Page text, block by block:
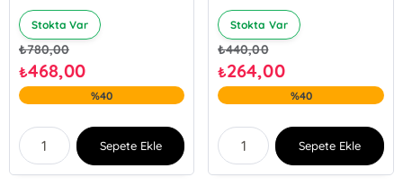
Stokta Var
₺780,00
₺468,00
%40
Sepete Ekle
Stokta Var
₺440,00
₺264,00
%40
Sepete Ekle